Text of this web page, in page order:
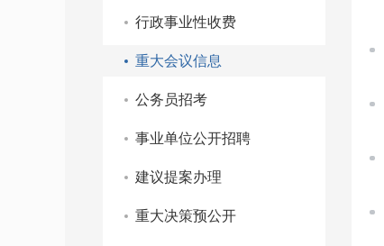
行政事业性收费
重大会议信息
公务员招考
事业单位公开招聘
建议提案办理
重大决策预公开